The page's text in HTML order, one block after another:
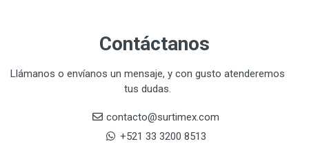
CRAFTSMAN 77
Contáctanos
Llámanos o envíanos un mensaje, y con gusto atenderemos
tus dudas.
contacto@surtimex.com
+521 33 3200 8513